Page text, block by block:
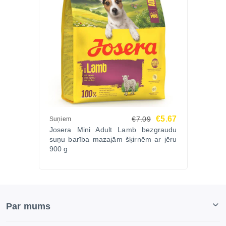
Suņiem €7.09 €5.67
Josera Mini Adult Lamb bezgraudu
suņu barība mazajām šķirnēm ar jēru
900 g
Par mums